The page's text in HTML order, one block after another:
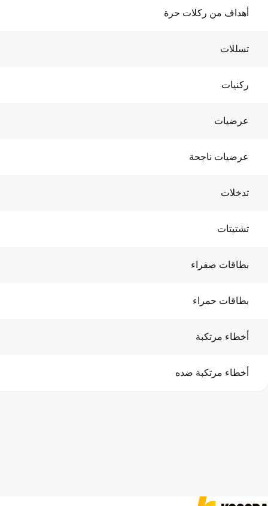
أهداف من ركلات حرة
تسللات
ركنيات
عرضيات
عرضيات ناجحة
تدخلات
تشتيتات
بطاقات صفراء
بطاقات حمراء
أخطاء مرتكبة
أخطاء مرتكبة ضده